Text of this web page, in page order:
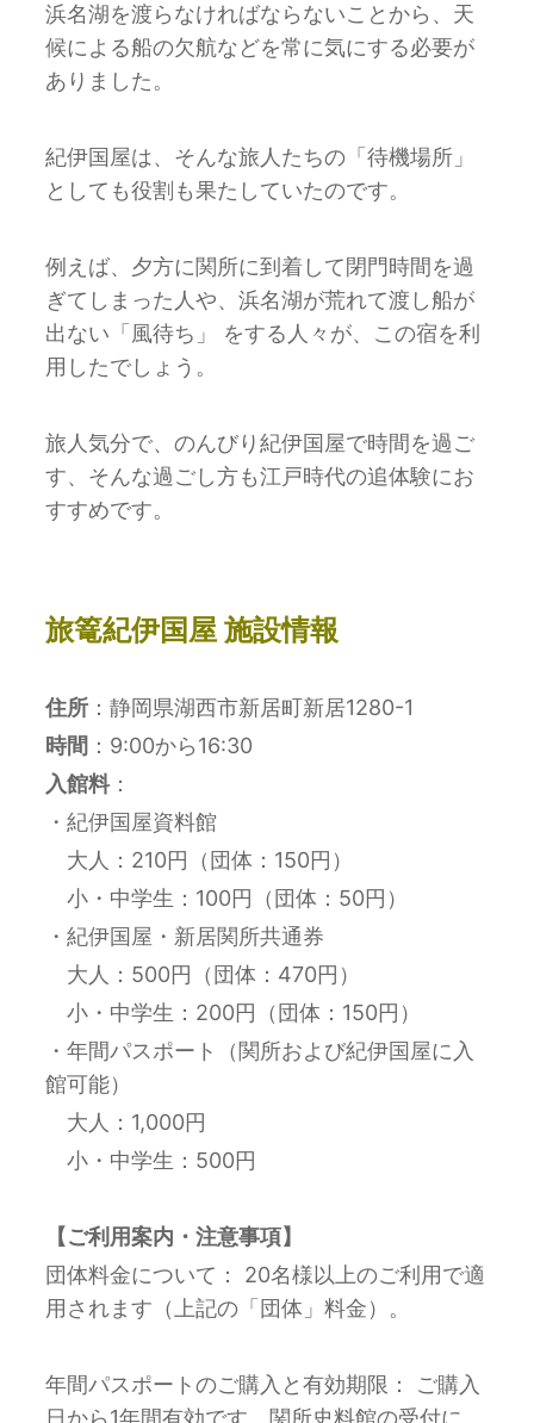
浜名湖を渡らなければならないことから、天
候による船の⽋航などを常に気にする必要が
ありました。
紀伊国屋は、そんな旅⼈たちの「待機場所」
としても役割も果たしていたのです。
例えば、⼣⽅に関所に到着して閉⾨時間を過
ぎてしまった⼈や、浜名湖が荒れて渡し船が
出ない「⾵待ち」 をする⼈々が、この宿を利
⽤したでしょう。
旅人気分で、のんびり紀伊国屋で時間を過ご
す、そんな過ごし方も江戸時代の追体験にお
すすめです。
旅篭紀伊国屋 施設情報
住所 ：静岡県湖西市新居町新居1280-1
時間 ：9:00から16:30
入館料：
・紀伊国屋資料館
大人：210円（団体：150円）
小・中学生：100円（団体：50円）
・紀伊国屋・新居関所共通券
大人：500円（団体：470円）
小・中学生：200円（団体：150円）
・年間パスポート（関所および紀伊国屋に入
館可能）
大人：1,000円
小・中学生：500円
【ご利用案内・注意事項】
団体料金について： 20名様以上のご利用で適
用されます（上記の「団体」料金）。
年間パスポートのご購入と有効期限： ご購入
日から1年間有効です。関所史料館の受付に